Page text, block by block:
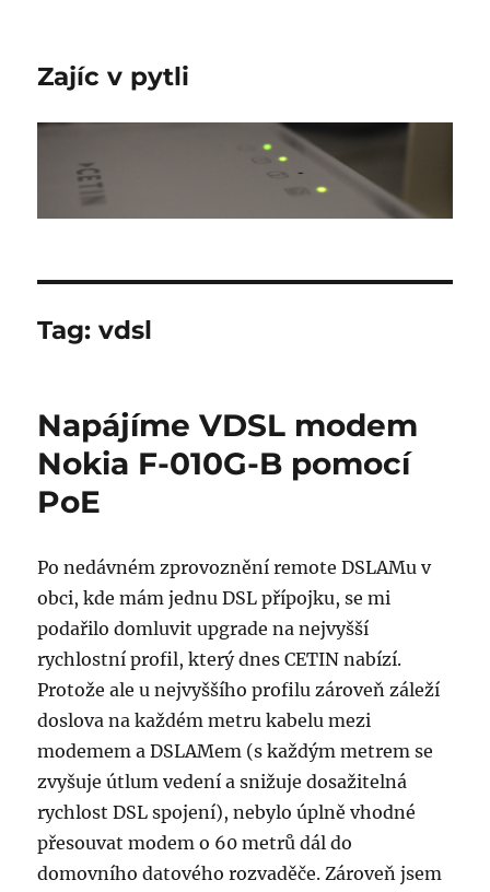
Zajíc v pytli
Tag:vdsl
Napájíme VDSL modem
Nokia F-010G-B pomocí
PoE
Po nedávném zprovoznění remote DSLAMu v
obci, kde mám jednu DSL přípojku, se mi
podařilo domluvit upgrade na nejvyšší
rychlostní profil, který dnes CETIN nabízí.
Protože ale u nejvyššího profilu zároveň záleží
doslova na každém metru kabelu mezi
modemem a DSLAMem (s každým metrem se
zvyšuje útlum vedení a snižuje dosažitelná
rychlost DSL spojení), nebylo úplně vhodné
přesouvat modem o 60 metrů dál do
domovního datového rozvaděče. Zároveň jsem